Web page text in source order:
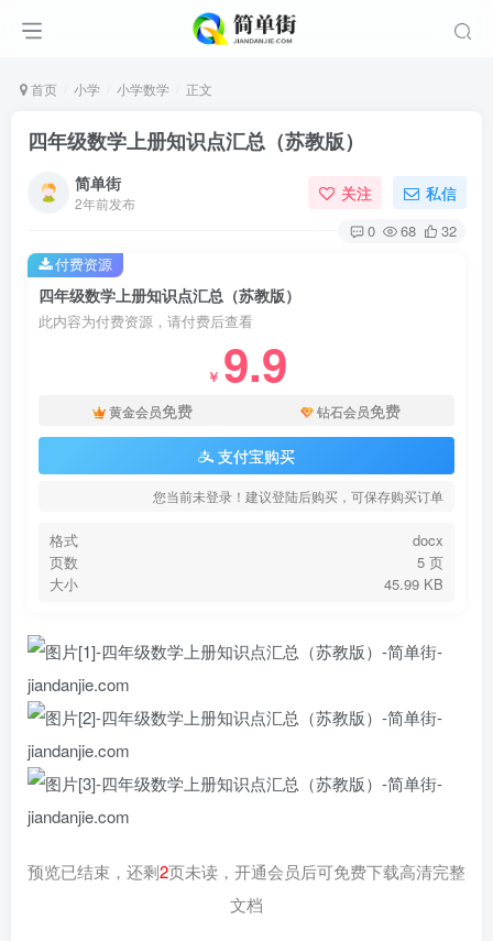
首页 小学 小学数学 正文
四年级数学上册知识点汇总（苏教版）
简单街
2年前发布 关注 私信
0 68 32
四年级数学上册知识点汇总（苏教版）
此内容为付费资源，请付费后查看
￥ 9.9
黄金会员免费 钻石会员免费
支付宝购买
您当前未登录！建议登陆后购买，可保存购买订单
格式
docx
页数
5 页
大小
45.99 KB
付费资源
预览已结束，还剩2页未读，开通会员后可免费下载高清完整
文档